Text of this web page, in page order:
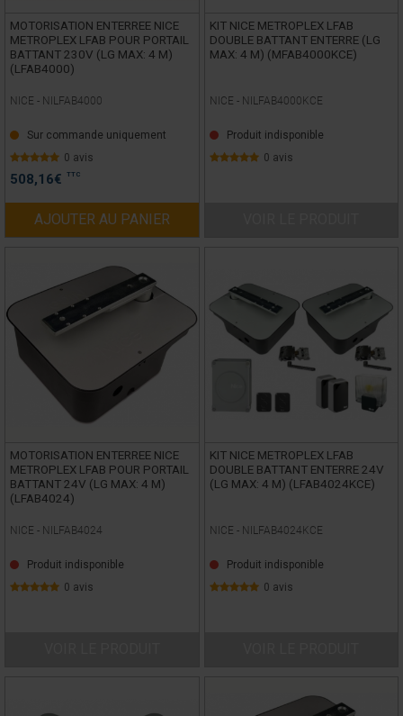
MOTORISATION ENTERREE NICE
METROPLEX LFAB POUR PORTAIL
BATTANT 230V (LG MAX: 4 M)
(LFAB4000)
NICE - NILFAB4000
Sur commande uniquement
0 avis
508,16€ TTC
AJOUTER AU PANIER
KIT NICE METROPLEX LFAB
DOUBLE BATTANT ENTERRE (LG
MAX: 4 M) (MFAB4000KCE)
NICE - NILFAB4000KCE
Produit indisponible
0 avis
MOTORISATION ENTERREE NICE
METROPLEX LFAB POUR PORTAIL
BATTANT 24V (LG MAX: 4 M)
(LFAB4024)
NICE - NILFAB4024
Produit indisponible
0 avis
KIT NICE METROPLEX LFAB
DOUBLE BATTANT ENTERRE 24V
(LG MAX: 4 M) (LFAB4024KCE)
NICE - NILFAB4024KCE
Produit indisponible
0 avis